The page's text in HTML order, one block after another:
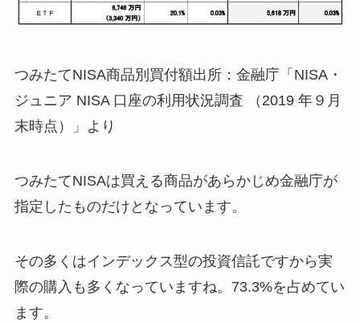
つみたてNISA商品別買付額出所：金融庁「NISA・
ジュニア NISA 口座の利用状況調査 （2019 年９月
末時点）」より
つみたてNISAは買える商品があらかじめ金融庁が
指定したものだけとなっています。
その多くはインデックス型の投資信託ですから実
際の購入も多くなっていますね。73.3%を占めてい
ます。